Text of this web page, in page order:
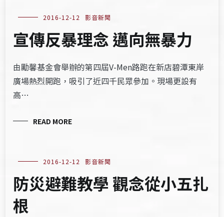
2016-12-12 影音新聞
宣傳反暴理念 邁向無暴力
由勵馨基金會舉辦的第四屆V-Men路跑在新店碧潭東岸
廣場熱烈開跑，吸引了近四千民眾參加。現場更設有
高…
READ MORE
2016-12-12 影音新聞
防災避難教學 觀念從小五扎
根